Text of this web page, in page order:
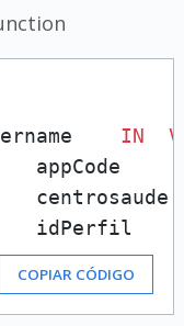
IN
appCode
centrosaude
idPerfil
COPIAR CÓDIGO